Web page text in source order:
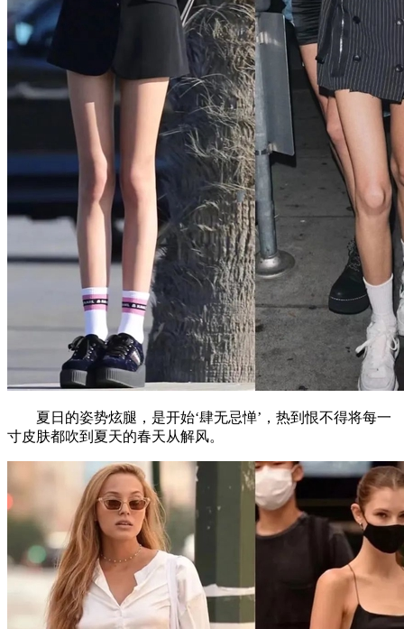
夏日的姿势炫腿，是开始‘肆无忌惮’，热到恨不得将每一
寸皮肤都吹到夏天的春天从解风。